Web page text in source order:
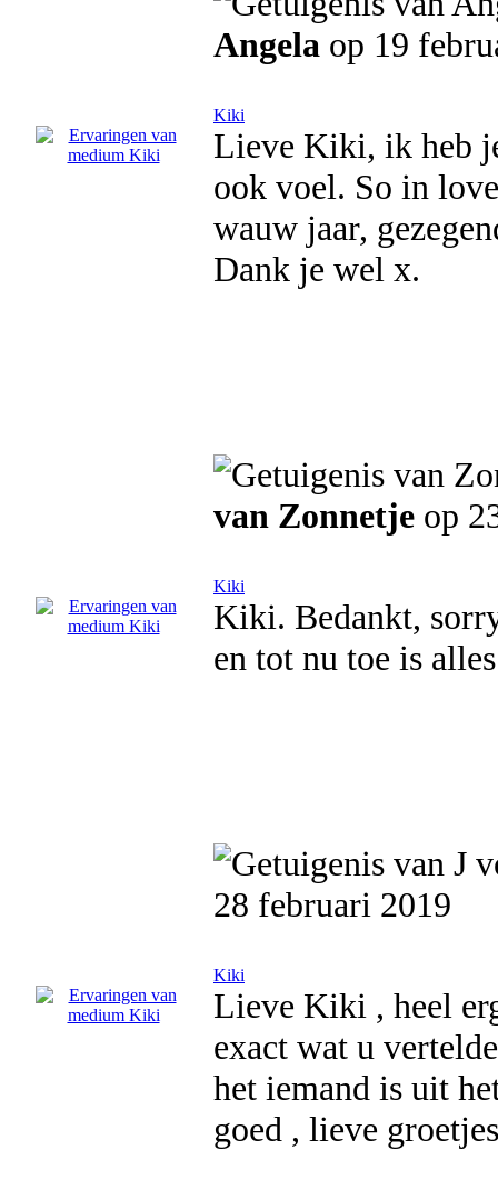
Angela op 19
Kiki
Lieve Kiki, ik heb
ook voel. So in
wauw jaar,
Dank je wel x.
van Zonnetje op
Kiki
Kiki. Bedankt,
en tot nu toe is
28 februari 2019
Kiki
Lieve Kiki , heel
exact wat u
het iemand is uit
goed , lieve